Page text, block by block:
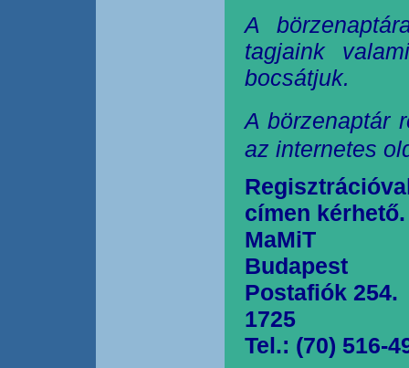
A
tagjaink
bocsátjuk.
A börzenaptár
az internetes
címen kérhető.
MaMiT
Budapest
Postafiók 254.
1725
Tel.: (70) 516-